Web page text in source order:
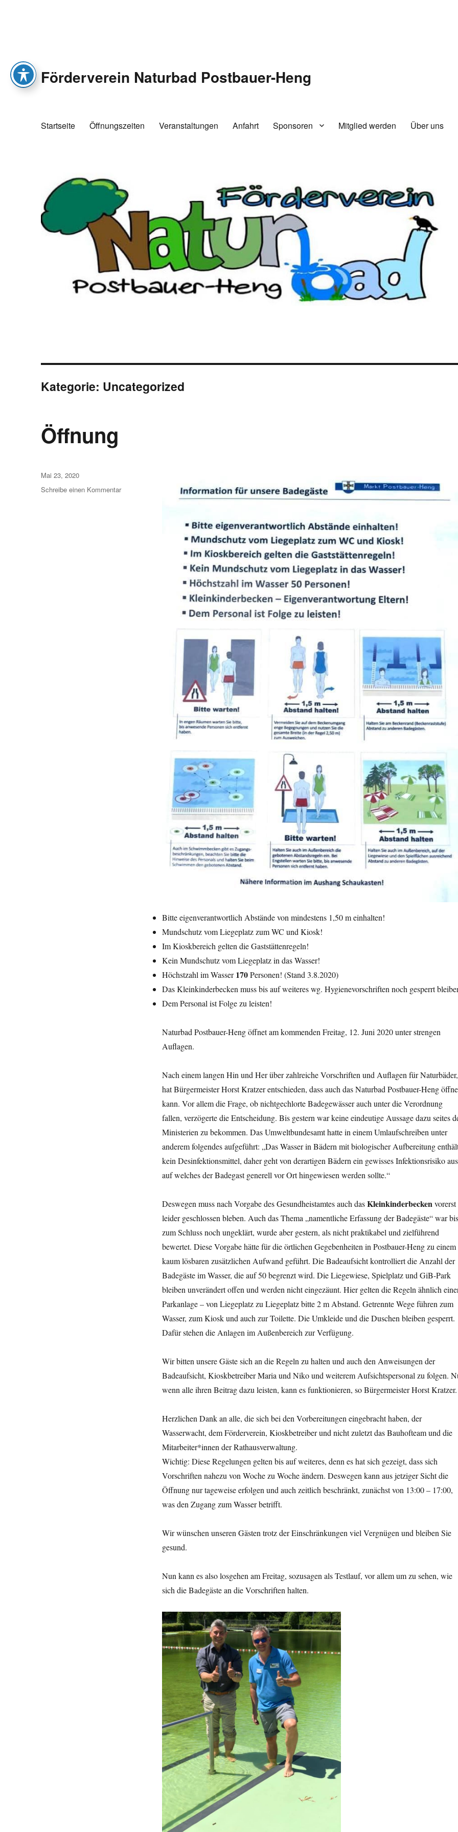
Förderverein Naturbad Postbauer-Heng
Startseite Öffnungszeiten Veranstaltungen Anfahrt Sponsoren Mitglied werden Über uns
Kategorie: Uncategorized
Öffnung
Bitte eigenverantwortlich Abstände von mindestens 1,50 m einhalten!
Mundschutz vom Liegeplatz zum WC und Kiosk!
Im Kioskbereich gelten die Gaststättenregeln!
Kein Mundschutz vom Liegeplatz in das Wasser!
Höchstzahl im Wasser170Personen! (Stand 3.8.2020)
Das Kleinkinderbecken muss bis auf weiteres wg. Hygienevorschriften noch gesperrt
Dem Personal ist Folge zu leisten!
Naturbad Postbauer-Heng öffnet am kommenden Freitag, 12. Juni 2020 unter strengen
Auflagen.
Nach einem langen Hin und Her über zahlreiche Vorschriften und Auflagen für Naturbäder,
hat Bürgermeister Horst Kratzer entschieden, dass auch das Naturbad Postbauer-Heng
kann. Vor allem die Frage, ob nichtgechlorte Badegewässer auch unter die Verordnung
fallen, verzögerte die Entscheidung. Bis gestern war keine eindeutige Aussage dazu seites
Ministerien zu bekommen. Das Umweltbundesamt hatte in einem Umlaufschreiben unter
anderem folgendes aufgeführt: „Das Wasser in Bädern mit biologischer Aufbereitung
kein Desinfektionsmittel, daher geht von derartigen Bädern ein gewisses Infektionsrisiko
auf welches der Badegast generell vor Ort hingewiesen werden sollte.“
Deswegen muss nach Vorgabe des Gesundheistamtes auch dasKleinkinderbeckenvorerst
leider geschlossen bleben. Auch das Thema „namentliche Erfassung der Badegäste“ war bis
zum Schluss noch ungeklärt, wurde aber gestern, als nicht praktikabel und zielführend
bewertet. Diese Vorgabe hätte für die örtlichen Gegebenheiten in Postbauer-Heng zu einem
kaum lösbaren zusätzlichen Aufwand geführt. Die Badeaufsicht kontrolliert die Anzahl der
Badegäste im Wasser, die auf 50 begrenzt wird. Die Liegewiese, Spielplatz und GiB-Park
bleiben unverändert offen und werden nicht eingezäunt. Hier gelten die Regeln ähnlich
Parkanlage – von Liegeplatz zu Liegeplatz bitte 2 m Abstand. Getrennte Wege führen zum
Wasser, zum Kiosk und auch zur Toilette. Die Umkleide und die Duschen bleiben gesperrt.
Dafür stehen die Anlagen im Außenbereich zur Verfügung.
Wir bitten unsere Gäste sich an die Regeln zu halten und auch den Anweisungen der
Badeaufsicht, Kioskbetreiber Maria und Niko und weiterem Aufsichtspersonal zu folgen.
wenn alle ihren Beitrag dazu leisten, kann es funktionieren, so Bürgermeister Horst Kratzer.
Herzlichen Dank an alle, die sich bei den Vorbereitungen eingebracht haben, der
Wasserwacht, dem Förderverein, Kioskbetreiber und nicht zuletzt das Bauhofteam und die
Mitarbeiter*innen der Rathausverwaltung.
Wichtig: Diese Regelungen gelten bis auf weiteres, denn es hat sich gezeigt, dass sich
Vorschriften nahezu von Woche zu Woche ändern. Deswegen kann aus jetziger Sicht die
Öffnung nur tageweise erfolgen und auch zeitlich beschränkt, zunächst von 13:00 – 17:00,
was den Zugang zum Wasser betrifft.
Wir wünschen unseren Gästen trotz der Einschränkungen viel Vergnügen und bleiben Sie
gesund.
Nun kann es also losgehen am Freitag, sozusagen als Testlauf, vor allem um zu sehen, wie
sich die Badegäste an die Vorschriften halten.
Veröffentlicht
am
Mai 23, 2020
Schreibe einen Kommentarzu